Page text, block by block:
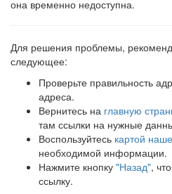
она временно недоступна.
Для решения проблемы,
следующее:
Проверьте правильность
адреса.
Вернитесь на главную
там ссылки на нужные
Воспользуйтесь картой
необходимой информации.
Нажмите кнопку "Назад",
ссылку.